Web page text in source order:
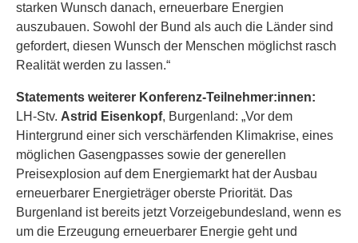
starken Wunsch danach, erneuerbare Energien
auszubauen. Sowohl der Bund als auch die Länder sind
gefordert, diesen Wunsch der Menschen möglichst rasch
Realität werden zu lassen.“
Statements weiterer Konferenz-Teilnehmer:innen:
LH-Stv. Astrid Eisenkopf, Burgenland: „Vor dem
Hintergrund einer sich verschärfenden Klimakrise, eines
möglichen Gasengpasses sowie der generellen
Preisexplosion auf dem Energiemarkt hat der Ausbau
erneuerbarer Energieträger oberste Priorität. Das
Burgenland ist bereits jetzt Vorzeigebundesland, wenn es
um die Erzeugung erneuerbarer Energie geht und